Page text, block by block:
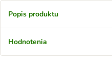
Popis produktu
Hodnotenia